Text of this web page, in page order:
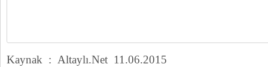
Kaynak : Altaylı.Net 11.06.2015